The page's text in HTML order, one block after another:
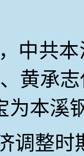
，中共
黄承
为本溪
调整时